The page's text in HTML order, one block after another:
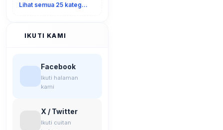
Lihat semua 25 kategori
IKUTI KAMI
Facebook
Ikuti halaman
kami
X / Twitter
Ikuti cuitan